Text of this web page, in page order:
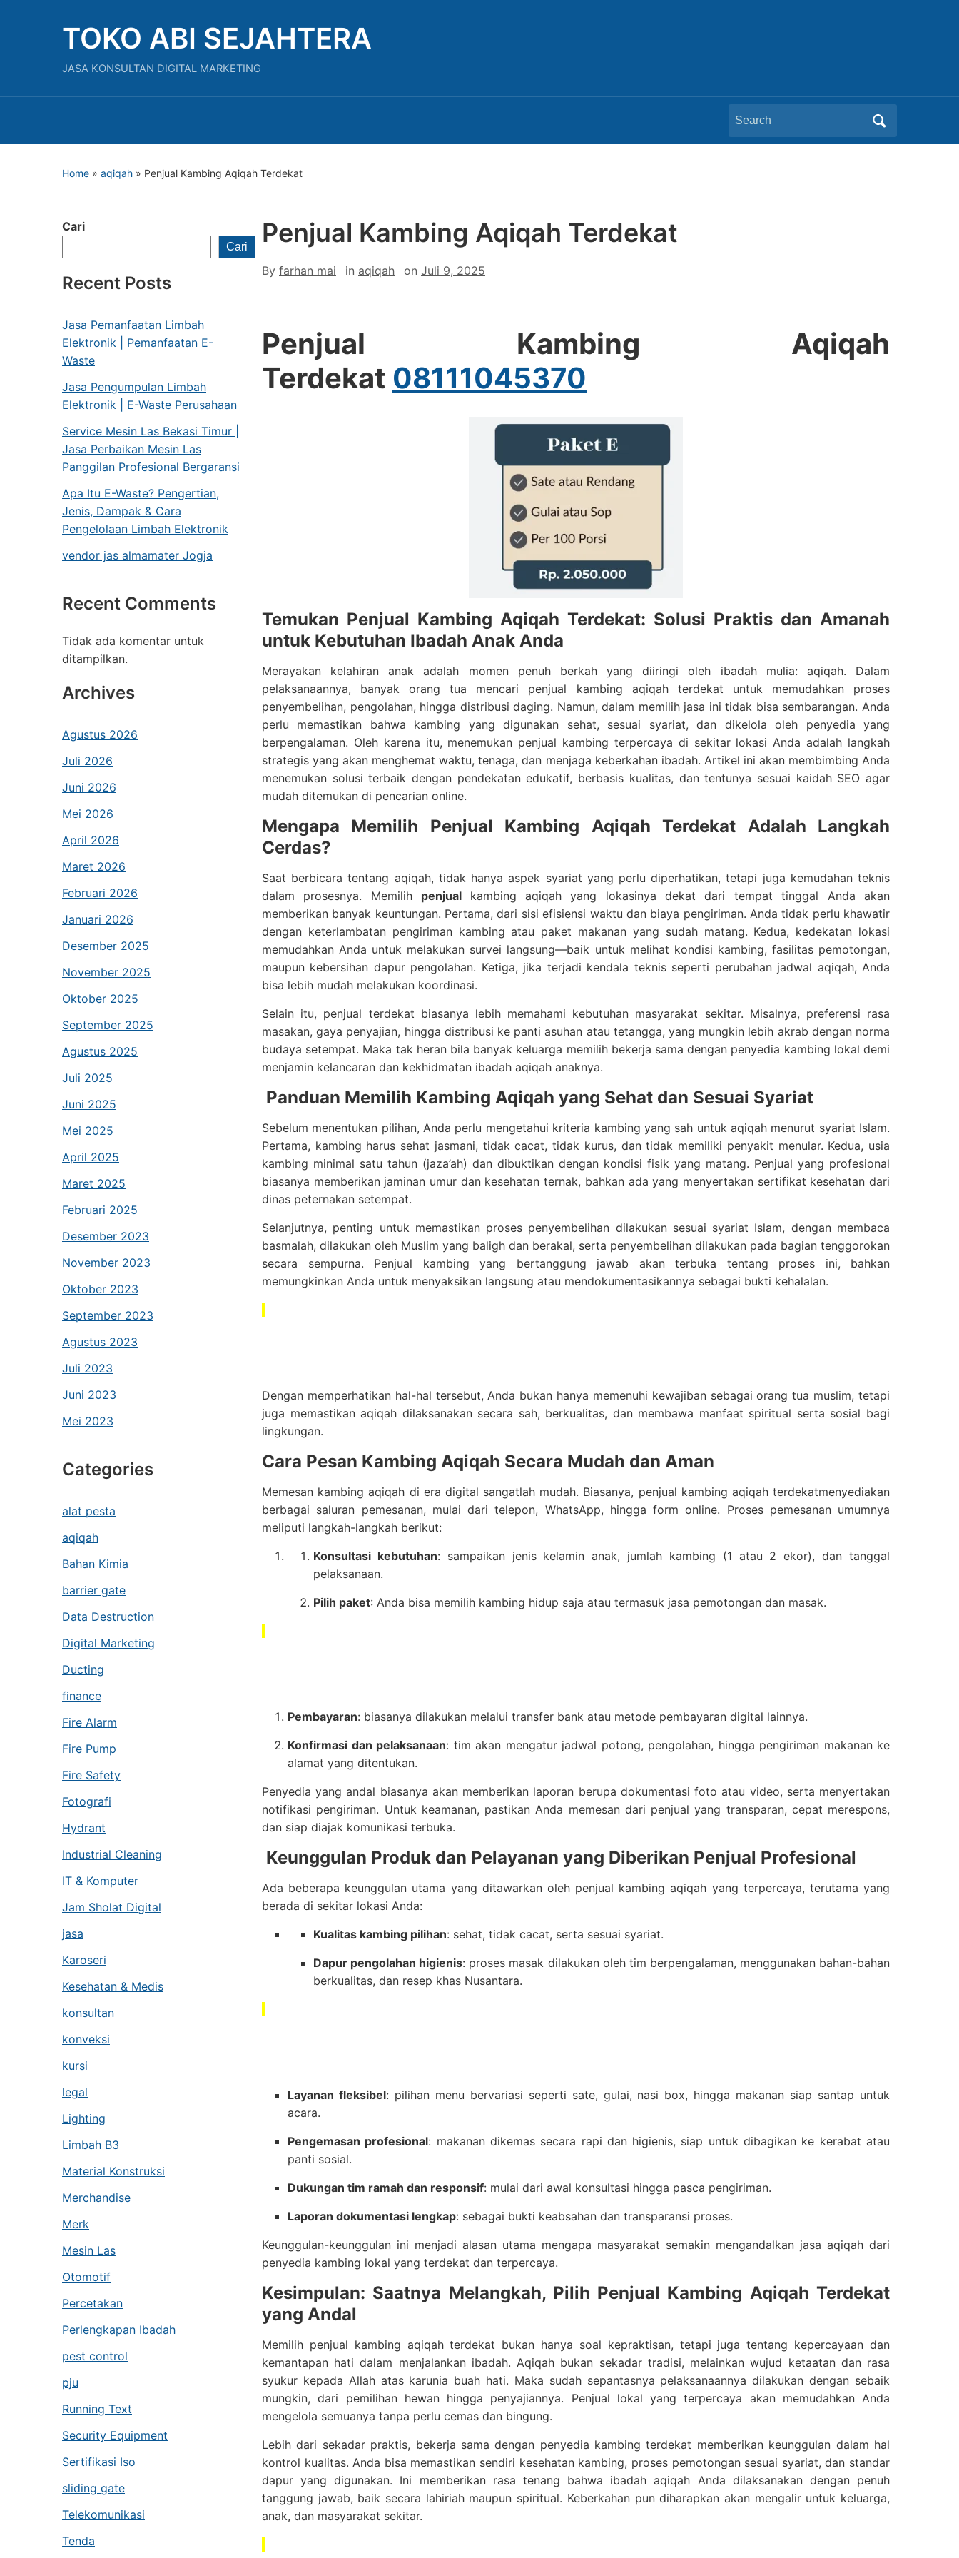
TOKO ABI SEJAHTERA
JASA KONSULTAN DIGITAL MARKETING
Search
for:
Home » aqiqah » Penjual Kambing Aqiqah Terdekat
Cari
Cari
Recent Posts
Jasa Pemanfaatan Limbah
Elektronik | Pemanfaatan E-
Waste
Jasa Pengumpulan Limbah
Elektronik | E-Waste Perusahaan
Service Mesin Las Bekasi Timur |
Jasa Perbaikan Mesin Las
Panggilan Profesional Bergaransi
Apa Itu E-Waste? Pengertian,
Jenis, Dampak & Cara
Pengelolaan Limbah Elektronik
vendor jas almamater Jogja
Recent Comments
Tidak ada komentar untuk
ditampilkan.
Archives
Agustus 2026
Juli 2026
Juni 2026
Mei 2026
April 2026
Maret 2026
Februari 2026
Januari 2026
Desember 2025
November 2025
Oktober 2025
September 2025
Agustus 2025
Juli 2025
Juni 2025
Mei 2025
April 2025
Maret 2025
Februari 2025
Desember 2023
November 2023
Oktober 2023
September 2023
Agustus 2023
Juli 2023
Juni 2023
Mei 2023
Categories
alat pesta
aqiqah
Bahan Kimia
barrier gate
Data Destruction
Digital Marketing
Ducting
finance
Fire Alarm
Fire Pump
Fire Safety
Fotografi
Hydrant
Industrial Cleaning
IT & Komputer
Jam Sholat Digital
jasa
Karoseri
Kesehatan & Medis
konsultan
konveksi
kursi
legal
Lighting
Limbah B3
Material Konstruksi
Merchandise
Merk
Mesin Las
Otomotif
Percetakan
Perlengkapan Ibadah
pest control
pju
Running Text
Security Equipment
Sertifikasi Iso
sliding gate
Telekomunikasi
Tenda
Penjual Kambing Aqiqah Terdekat
By farhan mai in aqiqah on Juli 9, 2025
Penjual Kambing Aqiqah
Terdekat 08111045370
Temukan Penjual Kambing Aqiqah Terdekat: Solusi Praktis dan Amanah
untuk Kebutuhan Ibadah Anak Anda
Merayakan kelahiran anak adalah momen penuh berkah yang diiringi oleh ibadah mulia: aqiqah. Dalam
pelaksanaannya, banyak orang tua mencari penjual kambing aqiqah terdekat untuk memudahkan proses
penyembelihan, pengolahan, hingga distribusi daging. Namun, dalam memilih jasa ini tidak bisa sembarangan. Anda
perlu memastikan bahwa kambing yang digunakan sehat, sesuai syariat, dan dikelola oleh penyedia yang
berpengalaman. Oleh karena itu, menemukan penjual kambing terpercaya di sekitar lokasi Anda adalah langkah
strategis yang akan menghemat waktu, tenaga, dan menjaga keberkahan ibadah. Artikel ini akan membimbing Anda
menemukan solusi terbaik dengan pendekatan edukatif, berbasis kualitas, dan tentunya sesuai kaidah SEO agar
mudah ditemukan di pencarian online.
Mengapa Memilih Penjual Kambing Aqiqah Terdekat Adalah Langkah
Cerdas?
Saat berbicara tentang aqiqah, tidak hanya aspek syariat yang perlu diperhatikan, tetapi juga kemudahan teknis
dalam prosesnya. Memilih penjual kambing aqiqah yang lokasinya dekat dari tempat tinggal Anda akan
memberikan banyak keuntungan. Pertama, dari sisi efisiensi waktu dan biaya pengiriman. Anda tidak perlu khawatir
dengan keterlambatan pengiriman kambing atau paket makanan yang sudah matang. Kedua, kedekatan lokasi
memudahkan Anda untuk melakukan survei langsung—baik untuk melihat kondisi kambing, fasilitas pemotongan,
maupun kebersihan dapur pengolahan. Ketiga, jika terjadi kendala teknis seperti perubahan jadwal aqiqah, Anda
bisa lebih mudah melakukan koordinasi.
Selain itu, penjual terdekat biasanya lebih memahami kebutuhan masyarakat sekitar. Misalnya, preferensi rasa
masakan, gaya penyajian, hingga distribusi ke panti asuhan atau tetangga, yang mungkin lebih akrab dengan norma
budaya setempat. Maka tak heran bila banyak keluarga memilih bekerja sama dengan penyedia kambing lokal demi
menjamin kelancaran dan kekhidmatan ibadah aqiqah anaknya.
Panduan Memilih Kambing Aqiqah yang Sehat dan Sesuai Syariat
Sebelum menentukan pilihan, Anda perlu mengetahui kriteria kambing yang sah untuk aqiqah menurut syariat Islam.
Pertama, kambing harus sehat jasmani, tidak cacat, tidak kurus, dan tidak memiliki penyakit menular. Kedua, usia
kambing minimal satu tahun (jaza’ah) dan dibuktikan dengan kondisi fisik yang matang. Penjual yang profesional
biasanya memberikan jaminan umur dan kesehatan ternak, bahkan ada yang menyertakan sertifikat kesehatan dari
dinas peternakan setempat.
Selanjutnya, penting untuk memastikan proses penyembelihan dilakukan sesuai syariat Islam, dengan membaca
basmalah, dilakukan oleh Muslim yang baligh dan berakal, serta penyembelihan dilakukan pada bagian tenggorokan
secara sempurna. Penjual kambing yang bertanggung jawab akan terbuka tentang proses ini, bahkan
memungkinkan Anda untuk menyaksikan langsung atau mendokumentasikannya sebagai bukti kehalalan.
Dengan memperhatikan hal-hal tersebut, Anda bukan hanya memenuhi kewajiban sebagai orang tua muslim, tetapi
juga memastikan aqiqah dilaksanakan secara sah, berkualitas, dan membawa manfaat spiritual serta sosial bagi
lingkungan.
Cara Pesan Kambing Aqiqah Secara Mudah dan Aman
Memesan kambing aqiqah di era digital sangatlah mudah. Biasanya, penjual kambing aqiqah terdekatmenyediakan
berbagai saluran pemesanan, mulai dari telepon, WhatsApp, hingga form online. Proses pemesanan umumnya
meliputi langkah-langkah berikut:
Konsultasi kebutuhan: sampaikan jenis kelamin anak, jumlah kambing (1 atau 2 ekor), dan tanggal
pelaksanaan.
Pilih paket: Anda bisa memilih kambing hidup saja atau termasuk jasa pemotongan dan masak.
Pembayaran: biasanya dilakukan melalui transfer bank atau metode pembayaran digital lainnya.
Konfirmasi dan pelaksanaan: tim akan mengatur jadwal potong, pengolahan, hingga pengiriman makanan ke
alamat yang ditentukan.
Penyedia yang andal biasanya akan memberikan laporan berupa dokumentasi foto atau video, serta menyertakan
notifikasi pengiriman. Untuk keamanan, pastikan Anda memesan dari penjual yang transparan, cepat merespons,
dan siap diajak komunikasi terbuka.
Keunggulan Produk dan Pelayanan yang Diberikan Penjual Profesional
Ada beberapa keunggulan utama yang ditawarkan oleh penjual kambing aqiqah yang terpercaya, terutama yang
berada di sekitar lokasi Anda:
Kualitas kambing pilihan: sehat, tidak cacat, serta sesuai syariat.
Dapur pengolahan higienis: proses masak dilakukan oleh tim berpengalaman, menggunakan bahan-bahan
berkualitas, dan resep khas Nusantara.
Layanan fleksibel: pilihan menu bervariasi seperti sate, gulai, nasi box, hingga makanan siap santap untuk
acara.
Pengemasan profesional: makanan dikemas secara rapi dan higienis, siap untuk dibagikan ke kerabat atau
panti sosial.
Dukungan tim ramah dan responsif: mulai dari awal konsultasi hingga pasca pengiriman.
Laporan dokumentasi lengkap: sebagai bukti keabsahan dan transparansi proses.
Keunggulan-keunggulan ini menjadi alasan utama mengapa masyarakat semakin mengandalkan jasa aqiqah dari
penyedia kambing lokal yang terdekat dan terpercaya.
Kesimpulan: Saatnya Melangkah, Pilih Penjual Kambing Aqiqah Terdekat
yang Andal
Memilih penjual kambing aqiqah terdekat bukan hanya soal kepraktisan, tetapi juga tentang kepercayaan dan
kemantapan hati dalam menjalankan ibadah. Aqiqah bukan sekadar tradisi, melainkan wujud ketaatan dan rasa
syukur kepada Allah atas karunia buah hati. Maka sudah sepantasnya pelaksanaannya dilakukan dengan sebaik
mungkin, dari pemilihan hewan hingga penyajiannya. Penjual lokal yang terpercaya akan memudahkan Anda
mengelola semuanya tanpa perlu cemas dan bingung.
Lebih dari sekadar praktis, bekerja sama dengan penyedia kambing terdekat memberikan keunggulan dalam hal
kontrol kualitas. Anda bisa memastikan sendiri kesehatan kambing, proses pemotongan sesuai syariat, dan standar
dapur yang digunakan. Ini memberikan rasa tenang bahwa ibadah aqiqah Anda dilaksanakan dengan penuh
tanggung jawab, baik secara lahiriah maupun spiritual. Keberkahan pun diharapkan akan mengalir untuk keluarga,
anak, dan masyarakat sekitar.